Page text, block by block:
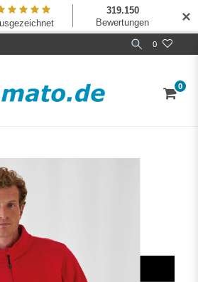
0
0
✕